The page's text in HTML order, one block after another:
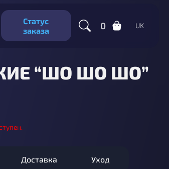
Статус
заказа
0 UK
“ШО ШО ШО”
Доставка Уход